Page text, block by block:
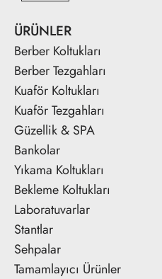
ÜRÜNLER
Berber Koltukları
Berber Tezgahları
Kuaför Koltukları
Kuaför Tezgahları
Güzellik & SPA
Bankolar
Yıkama Koltukları
Bekleme Koltukları
Laboratuvarlar
Stantlar
Sehpalar
Tamamlayıcı Ürünler